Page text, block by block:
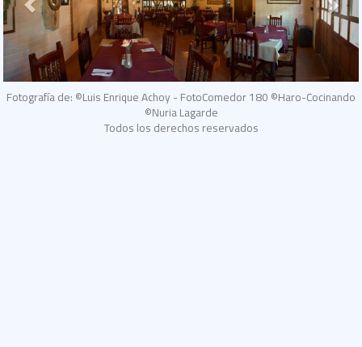
Fotografía de: ©Luis Enrique Achoy - FotoComedor 180 ©Haro-Cocinando
©Nuria Lagarde
Todos los derechos reservados